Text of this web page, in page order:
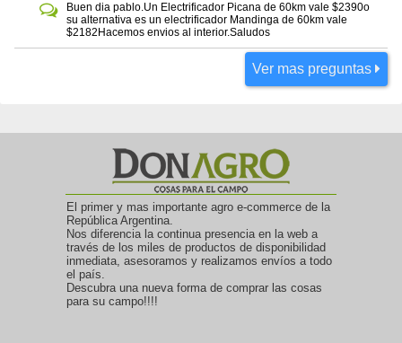
Buen dia pablo.Un Electrificador Picana de 60km vale $2390o
su alternativa es un electrificador Mandinga de 60km vale
$2182Hacemos envios al interior.Saludos
Ver mas preguntas
El primer y mas importante agro e-commerce de la
República Argentina.
Nos diferencia la continua presencia en la web a
través de los miles de productos de disponibilidad
inmediata, asesoramos y realizamos envíos a todo
el país.
Descubra una nueva forma de comprar las cosas
para su campo!!!!